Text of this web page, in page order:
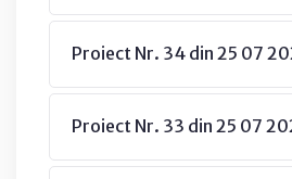
Proiect Nr. 34 din 25 07
Proiect Nr. 33 din 25 07